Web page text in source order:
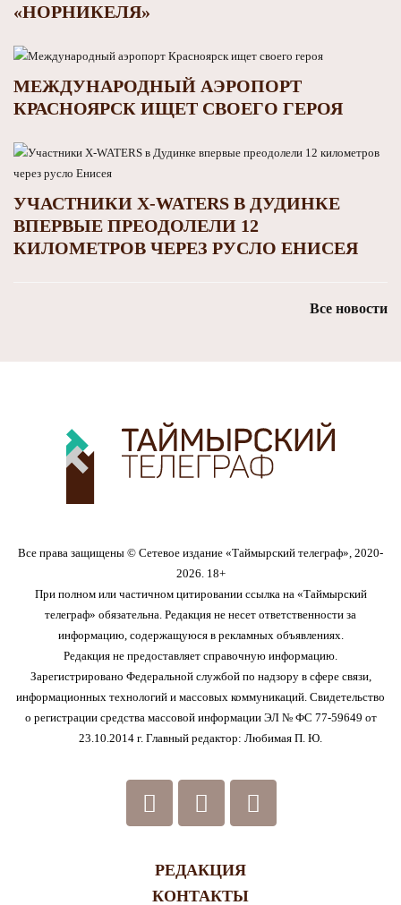
«НОРНИКЕЛЯ»
МЕЖДУНАРОДНЫЙ АЭРОПОРТ
КРАСНОЯРСК ИЩЕТ СВОЕГО ГЕРОЯ
УЧАСТНИКИ X-WATERS В ДУДИНКЕ
ВПЕРВЫЕ ПРЕОДОЛЕЛИ 12
КИЛОМЕТРОВ ЧЕРЕЗ РУСЛО ЕНИСЕЯ
Все новости
Все права защищены © Сетевое издание «Таймырский телеграф», 2020-
2026. 18+
При полном или частичном цитировании ссылка на «Таймырский
телеграф» обязательна. Редакция не несет ответственности за
информацию, содержащуюся в рекламных объявлениях.
Редакция не предоставляет справочную информацию.
Зарегистрировано Федеральной службой по надзору в сфере связи,
информационных технологий и массовых коммуникаций. Свидетельство
о регистрации средства массовой информации ЭЛ № ФС 77-59649 от
23.10.2014 г. Главный редактор: Любимая П. Ю.
РЕДАКЦИЯ
КОНТАКТЫ